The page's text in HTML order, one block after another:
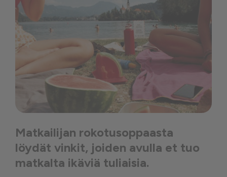
Matkailijan rokotusoppaasta
löydät vinkit, joiden avulla et tuo
matkalta ikäviä tuliaisia.